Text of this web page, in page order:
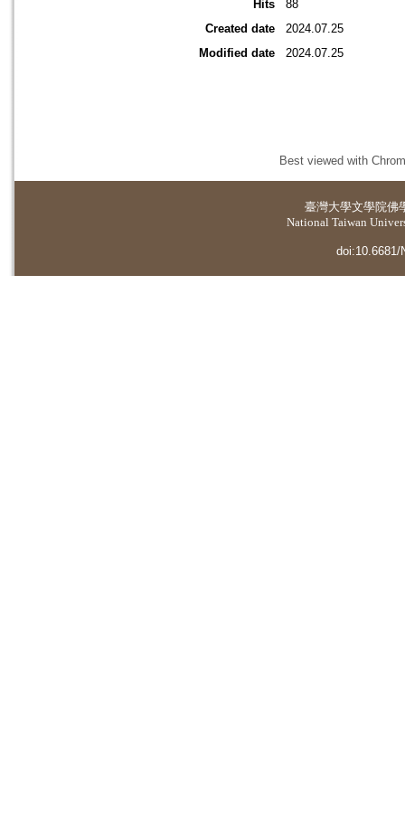
Hits
88
Created date
2024.07.25
Modified date
2024.07.25
Best viewed with
臺灣大學文學院佛
National Taiwan
doi:10.6681/